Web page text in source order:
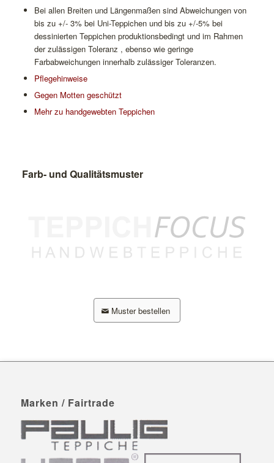
Bei allen Breiten und Längenmaßen sind Abweichungen von
bis zu +/- 3% bei Uni-Teppichen und bis zu +/-5% bei
dessinierten Teppichen produktionsbedingt und im Rahmen
der zulässigen Toleranz , ebenso wie geringe
Farbabweichungen innerhalb zulässiger Toleranzen.
Pflegehinweise
Gegen Motten geschützt
Mehr zu handgewebten Teppichen
Farb- und Qualitätsmuster
Muster bestellen
Marken / Fairtrade